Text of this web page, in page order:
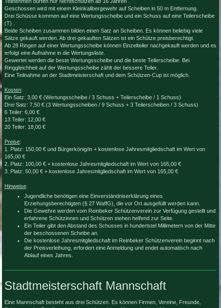
Geschossen wird mit einem Kleinkalibergewehr auf Scheiben in 50 m Entfernung.
Drei Schüsse kommen auf eine Wertungsscheibe und ein Schuss auf eine Teilerscheibe
(T) .
Beide Scheiben zusammen bilden einen Satz an Scheiben. Es können beliebig viele
Sätze gekauft werden. Ab drei gekauften Sätzen ist ein Schütze preisberechtigt.
Ab 28 Ringen auf einer Wertungsscheibe können Einzelteiler nachgekauft werden und es
erfolgt eine Aufnahme in die Wertungsliste.
Gewertet werden die beste Wertungsscheibe und die beste Teilerscheibe. Bei
Ringgleichheit auf der Wertungsscheibe zählt der bessere Teiler.
Eine Teilnahme an der Stadtmeisterschaft und dem Schützen-Cup ist möglich.
Kosten:
Ein Satz: 3,00 € (Wertungsscheibe / 3 Schuss + Teilerscheibe / 1 Schuss)
Drei Satz: 7,50 € (3 Wertungsscheiben / 9 Schuss + 3 Teilerscheiben / 3 Schuss)
6 Teiler: 6,00 €
13 Teiler: 12,00 €
20 Teiler: 18,00 €
Preise:
1. Platz: 150,00 € und Bürgerkönig/in + kostenlose Jahresmitgliedschaft im Wert von
165,00 €
2. Platz: 100,00 € + kostenlose Jahresmitgliedschaft im Wert von 165,00 €
3. Platz: 50,00 € + kostenlose Jahresmitgliedschaft im Wert von 165,00 €
Hinweise:
Jugendliche benötigen eine Einverständniserklärung eines
Erziehungsberechtigten (§ 27 WaffG), die vor Ort ausgefüllt werden kann.
Die Gewehre werden vom Reinbeker Schützenverein zur Verfügung gestellt und
erfahrene Schützinnen und Schützen stehen helfend zur Seite.
Ein Teiler gibt den Abstand des Schusses in hundertstel Millimetern von der Mitte
der beschossenen Scheibe an.
Die kostenlose Jahresmitgliedschaft im Reinbeker Schützenverein beginnt nach
der Preisverleihung, erfordert eine Anmeldung und endet automatisch nach
Ablauf eines Jahres.
Stadtmeisterschaft Mannschaft
Eine Mannschaft besteht aus drei Schützen. Es können Firmen, Vereine, Freunde,